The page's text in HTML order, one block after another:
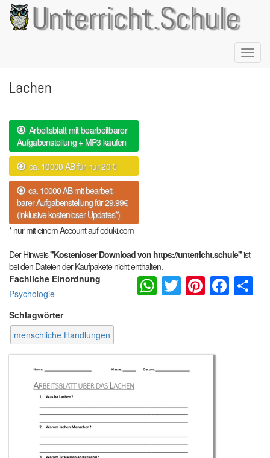
Direkt
zum
Inhalt
Unterricht.Schule
Lachen
Arbeitsblatt mit bearbeitbarer
Aufgabenstellung + MP3 kaufen
ca. 10000 AB für nur 20 €
ca. 10000 AB mit bearbeit-
barer Aufgabenstellung für 29,99€
(inklusive kostenloser Updates*)
* nur mit einem Account auf eduki.com
Der Hinweis"Kostenloser Download von https://unterricht.schule"ist
bei den Dateien der Kaufpakete nicht enthalten.
Fachliche Einordnung
Psychologie
Schlagwörter
menschliche Handlungen
WhatsApp
Twitter